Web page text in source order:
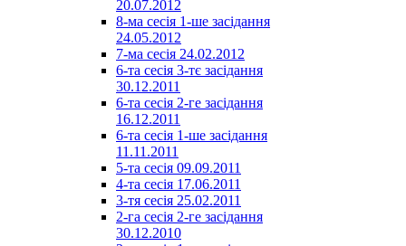
20.07.2012
8-ма сесія 1-ше засідання
24.05.2012
7-ма сесія 24.02.2012
6-та сесія 3-тє засідання
30.12.2011
6-та сесія 2-ге засідання
16.12.2011
6-та сесія 1-ше засідання
11.11.2011
5-та сесія 09.09.2011
4-та сесія 17.06.2011
3-тя сесія 25.02.2011
2-га сесія 2-ге засідання
30.12.2010